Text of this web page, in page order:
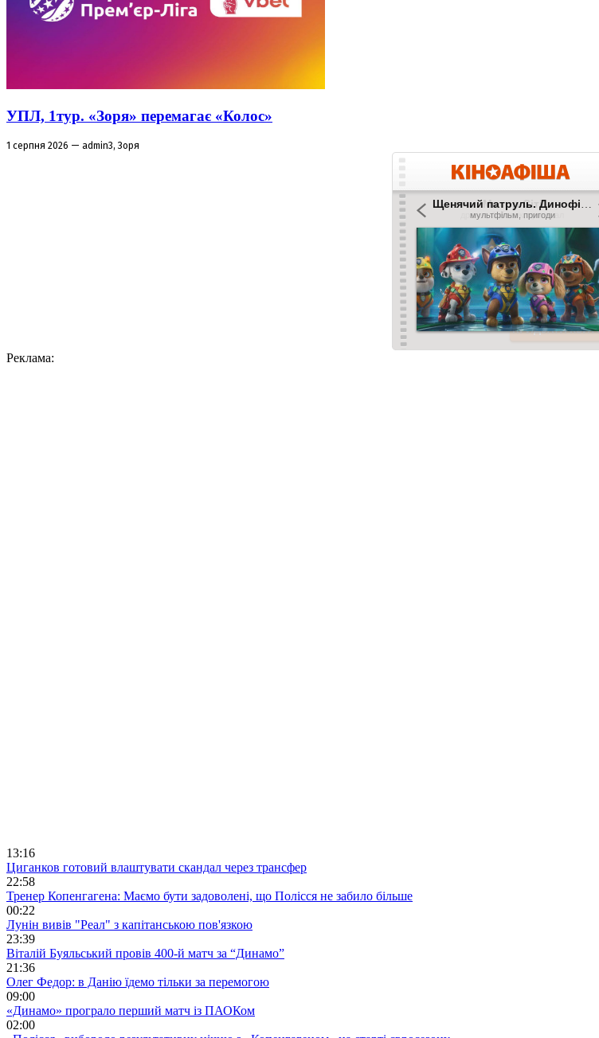
УПЛ, 1тур. «Зоря» перемагає «Колос»
1 серпня 2026 — admin3, Зоря
Реклама:
13:16
Циганков готовий влаштувати скандал через трансфер
22:58
Тренер Копенгагена: Маємо бути задоволені, що Полісся не забило більше
00:22
Лунін вивів "Реал" з капітанською пов'язкою
23:39
Віталій Буяльський провів 400-й матч за “Динамо”
21:36
Олег Федор: в Данію їдемо тільки за перемогою
09:00
«Динамо» програло перший матч із ПАОКом
02:00